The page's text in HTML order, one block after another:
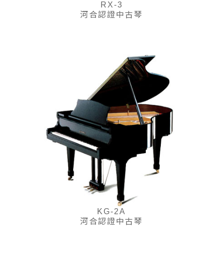
RX-3
河合認證中古琴
KG-2A
河合認證中古琴